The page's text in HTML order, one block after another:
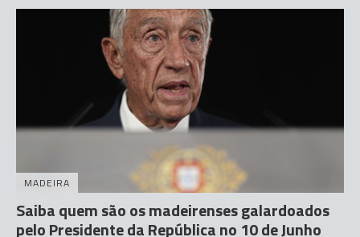
MADEIRA
Saiba quem são os madeirenses galardoados
pelo Presidente da República no 10 de Junho